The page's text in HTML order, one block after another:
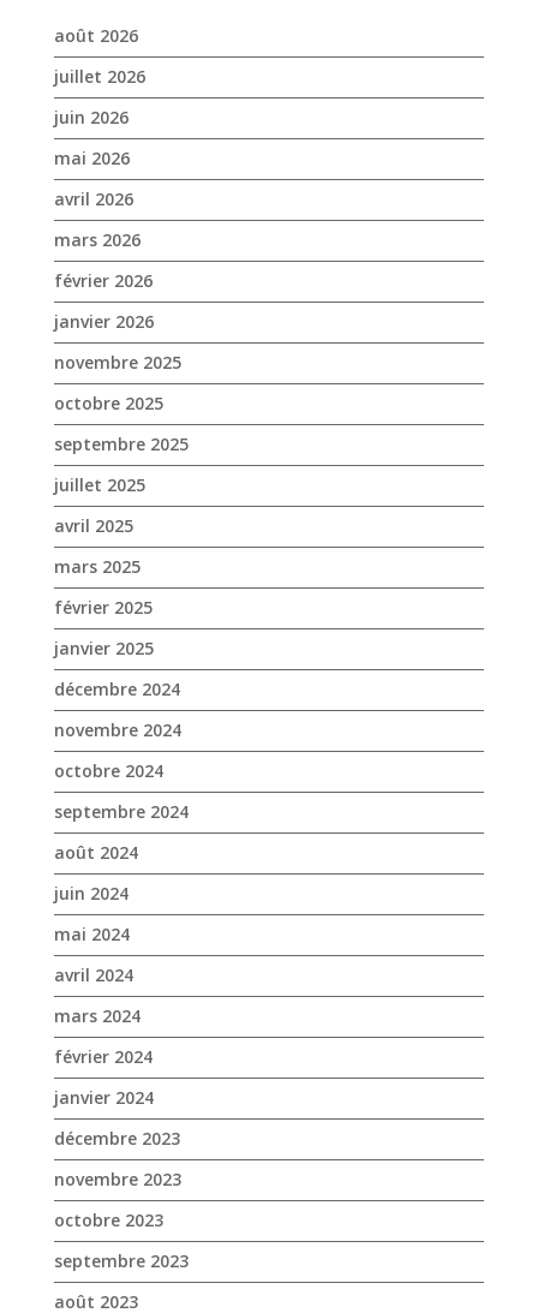
mars 2026
février 2026
janvier 2026
novembre 2025
octobre 2025
septembre 2025
juillet 2025
avril 2025
mars 2025
février 2025
janvier 2025
décembre 2024
novembre 2024
octobre 2024
septembre 2024
août 2024
juin 2024
mai 2024
avril 2024
mars 2024
février 2024
janvier 2024
décembre 2023
novembre 2023
octobre 2023
septembre 2023
août 2023
juin 2023
mai 2023
avril 2023
mars 2023